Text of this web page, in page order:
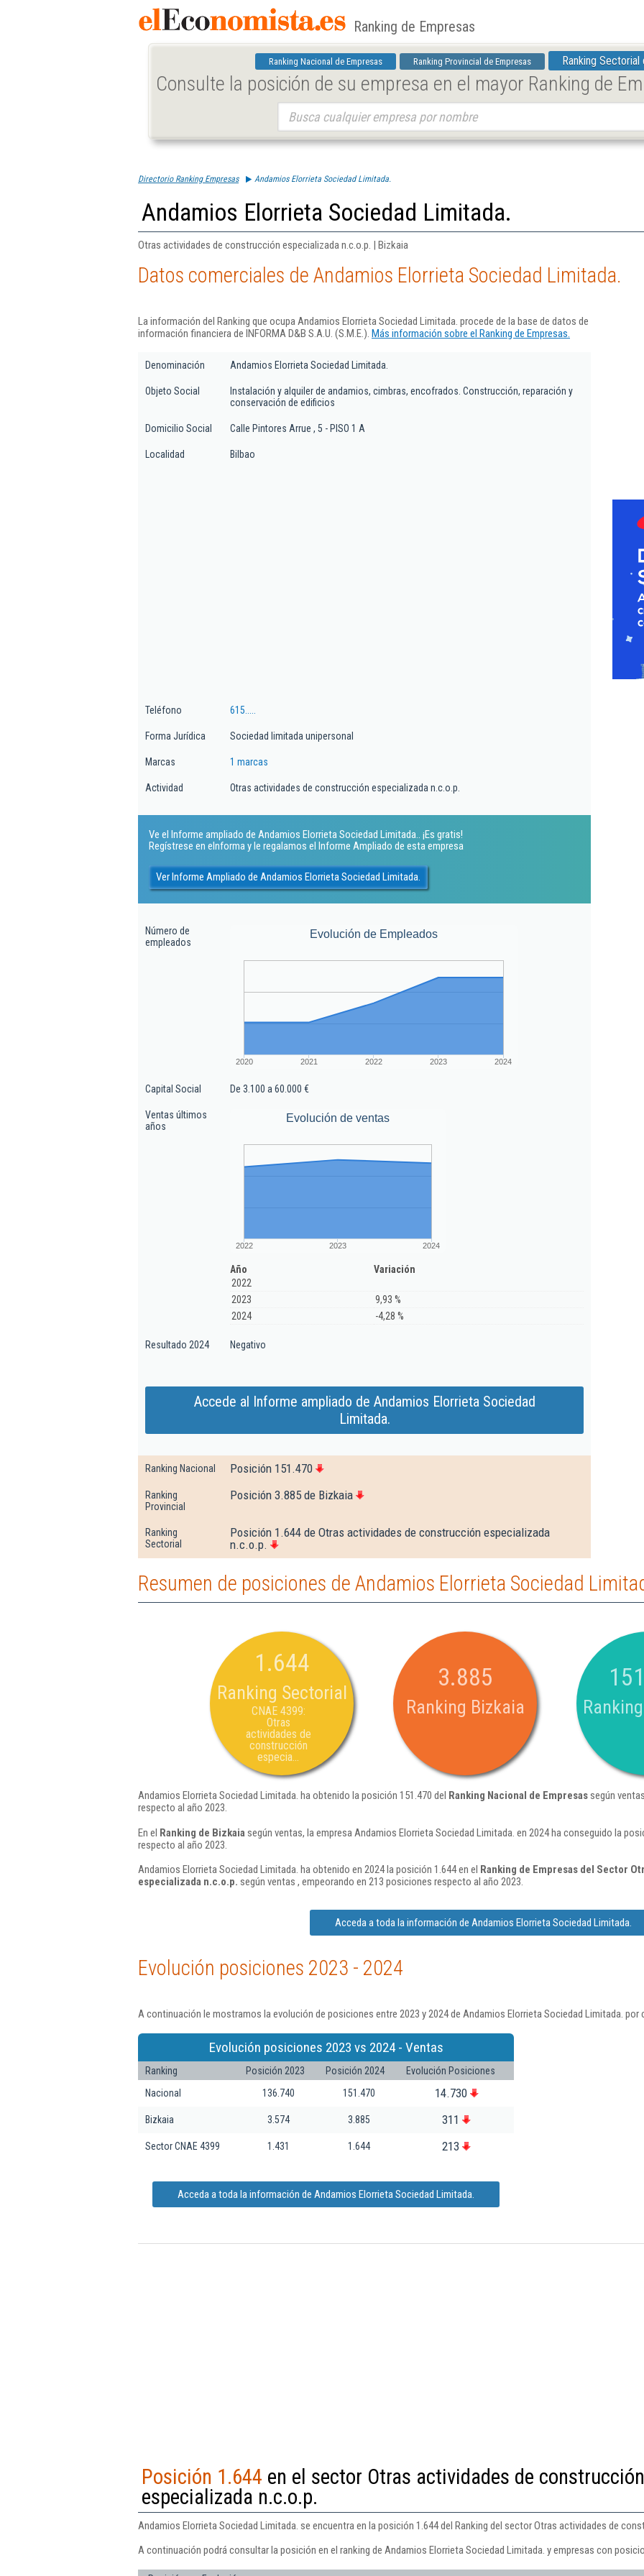
Ranking de Empresas
Ranking Nacional de Empresas Ranking Provincial de Empresas Ranking Sectorial
Consulte la posición de su empresa en el mayor Ranking de
Directorio Ranking Empresas Andamios Elorrieta Sociedad Limitada.
Andamios Elorrieta Sociedad Limitada.
Otras actividades de construcción especializada n.c.o.p. | Bizkaia
Datos comerciales de Andamios Elorrieta Sociedad Limitada.
La información del Ranking que ocupa Andamios Elorrieta Sociedad Limitada. procede de la base de datos de
información financiera de INFORMA D&B S.A.U. (S.M.E.). Más información sobre el Ranking de Empresas.
Denominación Andamios Elorrieta Sociedad Limitada.
Objeto Social
Instalación y alquiler de andamios, cimbras, encofrados. Construcción, reparación y
conservación de edificios
Domicilio Social Calle Pintores Arrue , 5 - PISO 1 A
Localidad Bilbao
Teléfono 615.....
Forma Jurídica Sociedad limitada unipersonal
Marcas 1 marcas
Actividad Otras actividades de construcción especializada n.c.o.p.
Ve el Informe ampliado de Andamios Elorrieta Sociedad Limitada.. ¡Es gratis!
Regístrese en eInforma y le regalamos el Informe Ampliado de esta empresa
Ver Informe Ampliado de Andamios Elorrieta Sociedad Limitada.
Número de
empleados
Evolución de Empleados
2020 2021 2022 2023 2024
Capital Social De 3.100 a 60.000 €
Ventas últimos
años
Evolución de ventas
2022 2023 2024
Año
Variación
2022
2023
9,93 %
2024
-4,28 %
Resultado 2024 Negativo
Accede al Informe ampliado de Andamios Elorrieta Sociedad
Limitada.
Ranking Nacional Posición 151.470
Ranking
Provincial
Posición 3.885 de Bizkaia
Ranking
Sectorial
Posición 1.644 de Otras actividades de construcción especializada
n.c.o.p.
Resumen de posiciones de Andamios Elorrieta Sociedad
1.644
Ranking Sectorial
CNAE 4399:
Otras
actividades de
construcción
especia...
3.885
Ranking Bizkaia
Andamios Elorrieta Sociedad Limitada. ha obtenido la posición 151.470 del Ranking Nacional de Empresassegún
respecto al año 2023.
En el Ranking de Bizkaia según ventas, la empresa Andamios Elorrieta Sociedad Limitada. en 2024 ha conseguido la
respecto al año 2023.
Andamios Elorrieta Sociedad Limitada. ha obtenido en 2024 la posición 1.644 en el Ranking de Empresas del Sector
especializada n.c.o.p. según ventas , empeorando en 213 posiciones respecto al año 2023.
Acceda a toda la información de Andamios Elorrieta Sociedad Limitada.
Evolución posiciones 2023 - 2024
A continuación le mostramos la evolución de posiciones entre 2023 y 2024 de Andamios Elorrieta Sociedad Limitada. por
Evolución posiciones 2023 vs 2024 - Ventas
Ranking Posición 2023 Posición 2024
Evolución Posiciones
Nacional
136.740 151.470 14.730
Bizkaia 3.574 3.885 311
Sector CNAE 4399 1.431 1.644 213
Acceda a toda la información de Andamios Elorrieta Sociedad Limitada.
Posición 1.644 en el sector Otras actividades de construcción
especializada n.c.o.p.
Andamios Elorrieta Sociedad Limitada. se encuentra en la posición 1.644 del Ranking del sector Otras actividades de
A continuación podrá consultar la posición en el ranking de Andamios Elorrieta Sociedad Limitada. y empresas con